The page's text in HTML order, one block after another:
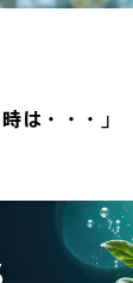
は・・・」